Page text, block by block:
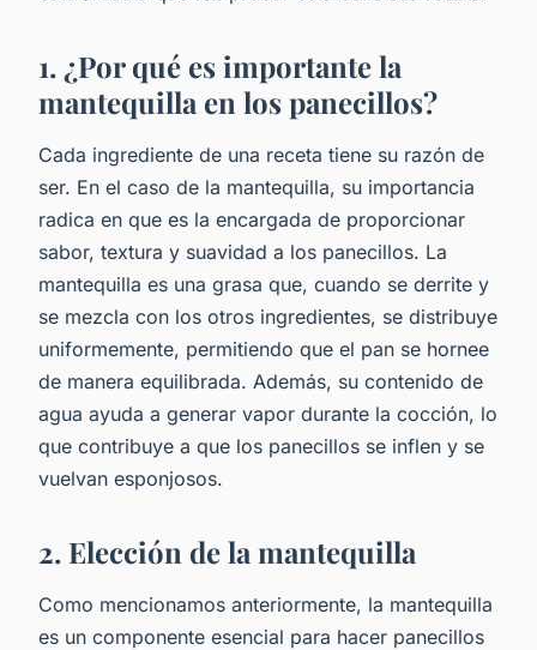
1. ¿Por qué es importante la
mantequilla en los panecillos?
Cada ingrediente de una receta tiene su razón de
ser. En el caso de la mantequilla, su importancia
radica en que es la encargada de proporcionar
sabor, textura y suavidad a los panecillos. La
mantequilla es una grasa que, cuando se derrite y
se mezcla con los otros ingredientes, se distribuye
uniformemente, permitiendo que el pan se hornee
de manera equilibrada. Además, su contenido de
agua ayuda a generar vapor durante la cocción, lo
que contribuye a que los panecillos se inflen y se
vuelvan esponjosos.
2. Elección de la mantequilla
Como mencionamos anteriormente, la mantequilla
es un componente esencial para hacer panecillos